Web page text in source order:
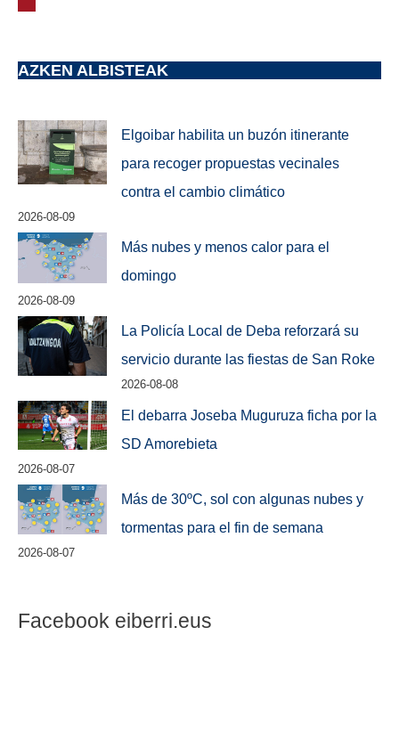
AZKEN ALBISTEAK
Elgoibar habilita un buzón itinerante
para recoger propuestas vecinales
contra el cambio climático
2026-08-09
Más nubes y menos calor para el
domingo
2026-08-09
La Policía Local de Deba reforzará su
servicio durante las fiestas de San Roke
2026-08-08
El debarra Joseba Muguruza ficha por la
SD Amorebieta
2026-08-07
Más de 30ºC, sol con algunas nubes y
tormentas para el fin de semana
2026-08-07
Facebook eiberri.eus